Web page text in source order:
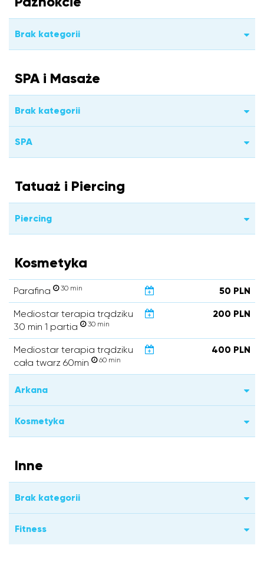
Brak kategorii
SPA i Masaże
Brak kategorii
SPA
Tatuaż i Piercing
Piercing
Kosmetyka
Parafina 30 min 50 PLN
Mediostar terapia trądziku
30 min 1 partia
30 min
200 PLN
Mediostar terapia trądziku
cała twarz 60min
60 min
400 PLN
Arkana
Kosmetyka
Inne
Brak kategorii
Fitness